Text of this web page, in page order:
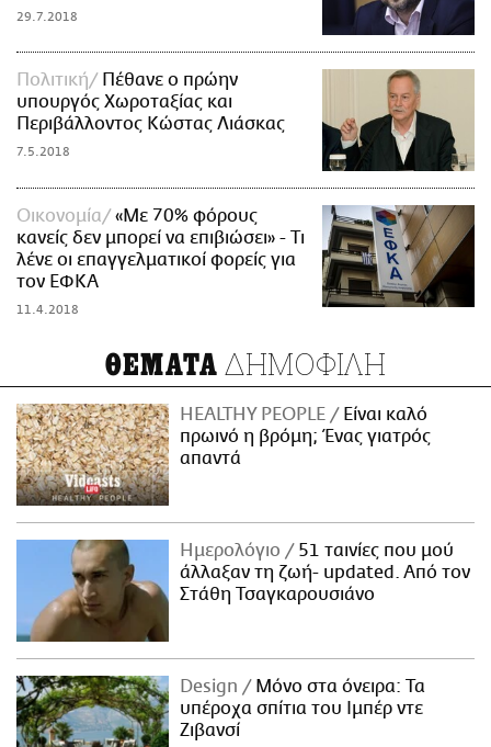
29.7.2018
Πολιτική
Πέθανε ο πρώην
υπουργός Χωροταξίας και
Περιβάλλοντος Κώστας Λιάσκας
7.5.2018
Οικονομία
«Με 70% φόρους
κανείς δεν μπορεί να επιβιώσει» - Τι
λένε οι επαγγελματικοί φορείς για
τον ΕΦΚΑ
11.4.2018
ΘΕΜΑΤΑ ΔΗΜΟΦΙΛΗ
HEALTHY PEOPLE
Είναι καλό
πρωινό η βρόμη; Ένας γιατρός
απαντά
Ημερολόγιο
51 ταινίες που μού
άλλαξαν τη ζωή- updated. Aπό τον
Στάθη Τσαγκαρουσιάνο
Design
Μόνο στα όνειρα: Τα
υπέροχα σπίτια του Ιμπέρ ντε
Ζιβανσί